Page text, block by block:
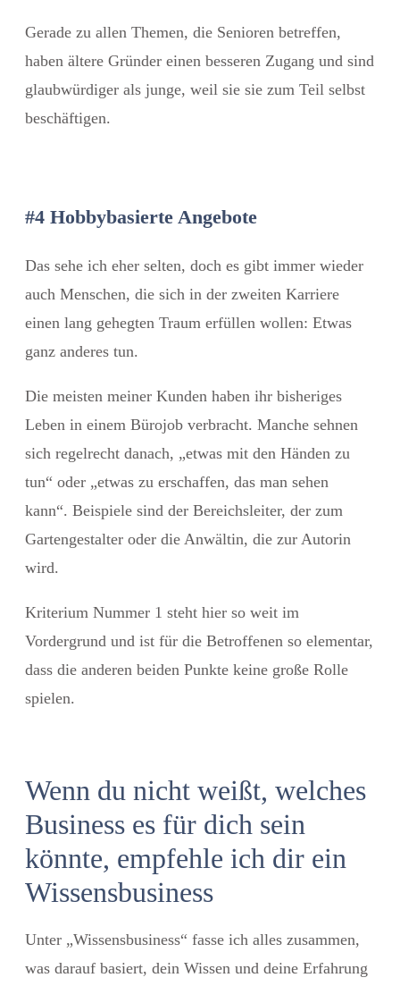
Gerade zu allen Themen, die Senioren betreffen,
haben ältere Gründer einen besseren Zugang und sind
glaubwürdiger als junge, weil sie sie zum Teil selbst
beschäftigen.
#4 Hobbybasierte Angebote
Das sehe ich eher selten, doch es gibt immer wieder
auch Menschen, die sich in der zweiten Karriere
einen lang gehegten Traum erfüllen wollen: Etwas
ganz anderes tun.
Die meisten meiner Kunden haben ihr bisheriges
Leben in einem Bürojob verbracht. Manche sehnen
sich regelrecht danach, „etwas mit den Händen zu
tun“ oder „etwas zu erschaffen, das man sehen
kann“. Beispiele sind der Bereichsleiter, der zum
Gartengestalter oder die Anwältin, die zur Autorin
wird.
Kriterium Nummer 1 steht hier so weit im
Vordergrund und ist für die Betroffenen so elementar,
dass die anderen beiden Punkte keine große Rolle
spielen.
Wenn du nicht weißt, welches
Business es für dich sein
könnte, empfehle ich dir ein
Wissensbusiness
Unter „Wissensbusiness“ fasse ich alles zusammen,
was darauf basiert, dein Wissen und deine Erfahrung